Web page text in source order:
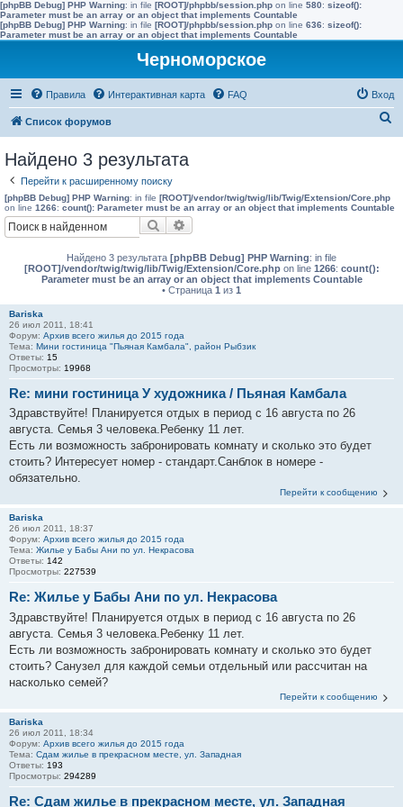
[phpBB Debug] PHP Warning: in file [ROOT]/phpbb/session.php on line 580: sizeof():
Parameter must be an array or an object that implements Countable
[phpBB Debug] PHP Warning: in file [ROOT]/phpbb/session.php on line 636: sizeof():
Parameter must be an array or an object that implements Countable
Черноморское
Правила Интерактивная карта FAQ Вход
Список форумов
к
Найдено 3 результата
Перейти к расширенному поиску
[phpBB Debug] PHP Warning: in file [ROOT]/vendor/twig/twig/lib/Twig/Extension/Core.php
on line 1266: count(): Parameter must be an array or an object that implements Countable
Поиск
Найдено 3 результата [phpBB Debug] PHP Warning: in file
[ROOT]/vendor/twig/twig/lib/Twig/Extension/Core.phpon line 1266: count():
Parameter must be an array or an object that implements Countable
• Страница 1 из 1
Bariska
26 июл 2011, 18:41
Форум: Архив всего жилья до 2015 года
Тема: Мини гостиница "Пьяная Камбала", район Рыбзик
Ответы: 15
Просмотры: 19968
Re: мини гостиница У художника / Пьяная Камбала
Здравствуйте! Планируется отдых в период с 16 августа по 26
августа. Семья 3 человека.Ребенку 11 лет.
Есть ли возможность забронировать комнату и сколько это будет
стоить? Интересует номер - стандарт.Санблок в номере -
обязательно.
Перейти к сообщению
Bariska
26 июл 2011, 18:37
Форум: Архив всего жилья до 2015 года
Тема: Жилье у Бабы Ани по ул. Некрасова
Ответы: 142
Просмотры: 227539
Re: Жилье у Бабы Ани по ул. Некрасова
Здравствуйте! Планируется отдых в период с 16 августа по 26
августа. Семья 3 человека.Ребенку 11 лет.
Есть ли возможность забронировать комнату и сколько это будет
стоить? Санузел для каждой семьи отдельный или рассчитан на
насколько семей?
Перейти к сообщению
Bariska
26 июл 2011, 18:34
Форум: Архив всего жилья до 2015 года
Тема: Сдам жилье в прекрасном месте, ул. Западная
Ответы: 193
Просмотры: 294289
Re: Сдам жилье в прекрасном месте, ул. Западная